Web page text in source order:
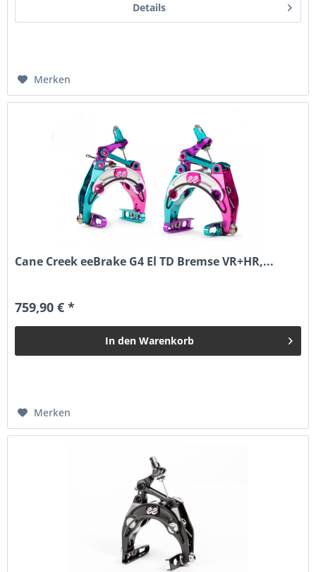
Details
Merken
Cane Creek eeBrake G4 El TD Bremse VR+HR,...
759,90 € *
In den Warenkorb
Merken